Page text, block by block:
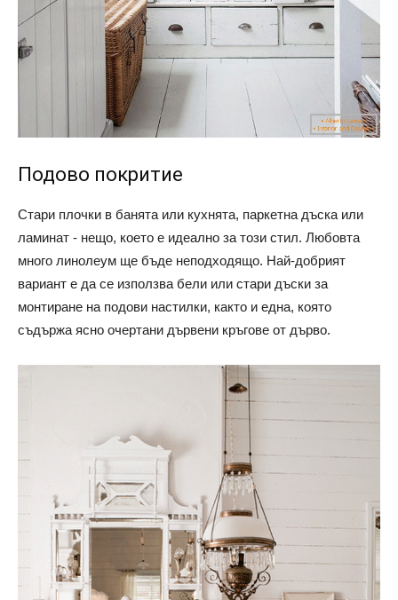
Подово покритие
Стари плочки в банята или кухнята, паркетна дъска или
ламинат - нещо, което е идеално за този стил. Любовта
много линолеум ще бъде неподходящо. Най-добрият
вариант е да се използва бели или стари дъски за
монтиране на подови настилки, както и една, която
съдържа ясно очертани дървени кръгове от дърво.